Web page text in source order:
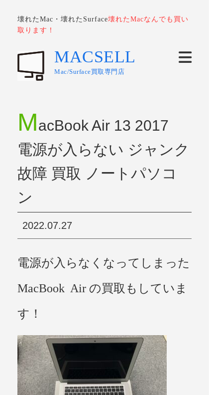
壊れたMac・壊れたSurface壊れたMacなんでも買い
取ります！
MACSELL
Mac/Surface買取専門店
MacBook Air 13 2017
電源が入らない ジャンク
故障 買取 ノートパソコ
ン
2022.07.27
電源が入らなくなってしまった
MacBook Air の買取もしていま
す！